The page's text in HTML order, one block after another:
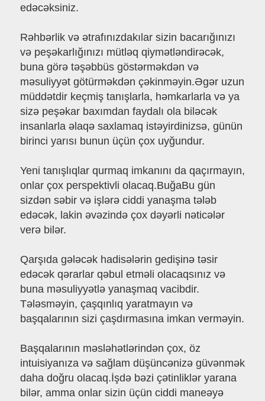
edəcəksiniz.
Rəhbərlik və ətrafınızdakılar sizin bacarığınızı
və peşəkarlığınızı mütləq qiymətləndirəcək,
buna görə təşəbbüs göstərməkdən və
məsuliyyət götürməkdən çəkinməyin.Əgər uzun
müddətdir keçmiş tanışlarla, həmkarlarla və ya
sizə peşəkar baxımdan faydalı ola biləcək
insanlarla əlaqə saxlamaq istəyirdinizsə, günün
birinci yarısı bunun üçün çox uyğundur.
Yeni tanışlıqlar qurmaq imkanını da qaçırmayın,
onlar çox perspektivli olacaq.BuğaBu gün
sizdən səbir və işlərə ciddi yanaşma tələb
edəcək, lakin əvəzində çox dəyərli nəticələr
verə bilər.
Qarşıda gələcək hadisələrin gedişinə təsir
edəcək qərarlar qəbul etməli olacaqsınız və
buna məsuliyyətlə yanaşmaq vacibdir.
Tələsməyin, çaşqınlıq yaratmayın və
başqalarının sizi çaşdırmasına imkan verməyin.
Başqalarının məsləhətlərindən çox, öz
intuisiyanıza və sağlam düşüncənizə güvənmək
daha doğru olacaq.İşdə bəzi çətinliklər yarana
bilər, amma onlar sizin üçün ciddi maneəyə